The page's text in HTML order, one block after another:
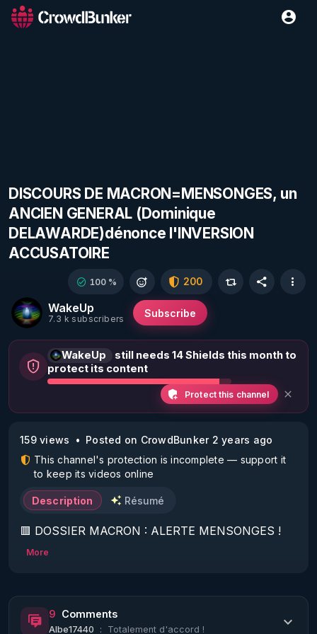
DISCOURS DE MACRON=MENSONGES, un
ANCIEN GENERAL (Dominique
DELAWARDE)dénonce l'INVERSION
ACCUSATOIRE
WakeUp
7.3 k subscribers Subscribe
100 % 200
WakeUp
still needs 14 Shields this month to
protect its content
Protect this channel
159 views
Posted on CrowdBunker 2 years ago
This channel's protection is incomplete — support it
to keep its videos online
Description Résumé
🟥 DOSSIER MACRON : ALERTE MENSONGES !
➡️🇨🇵 DOMINIQUE DELAWARDE, ancien général
More
9 Comments
Albe17440 : Totalement d'accord !